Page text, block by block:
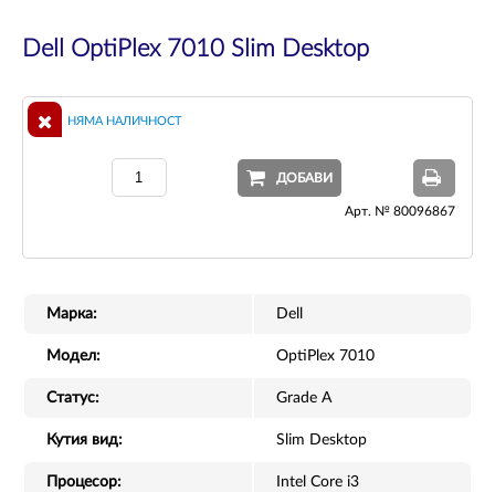
Dell OptiPlex 7010 Slim Desktop
НЯМА НАЛИЧНОСТ
ДОБАВИ
Арт. № 80096867
Марка: Dell
Модел: OptiPlex 7010
Статус: Grade A
Кутия вид: Slim Desktop
Процесор: Intel Core i3